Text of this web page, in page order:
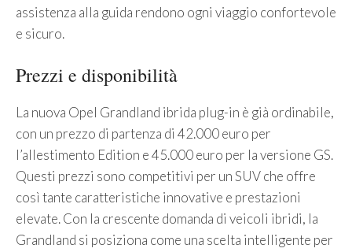
assistenza alla guida rendono ogni viaggio confortevole
e sicuro.
Prezzi e disponibilità
La nuova Opel Grandland ibrida plug-in è già ordinabile,
con un prezzo di partenza di 42.000 euro per
l’allestimento Edition e 45.000 euro per la versione GS.
Questi prezzi sono competitivi per un SUV che offre
così tante caratteristiche innovative e prestazioni
elevate. Con la crescente domanda di veicoli ibridi, la
Grandland si posiziona come una scelta intelligente per